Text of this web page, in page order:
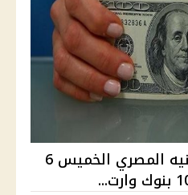
سعر الدولار مقابل الجنيه المصري الخميس 6